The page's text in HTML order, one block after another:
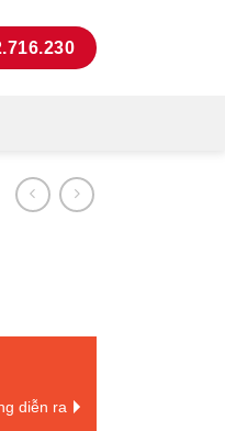
diễn ra